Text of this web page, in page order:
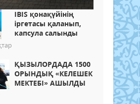
IBIS қонақүйінің
іргетасы қаланып,
капсула салынды
ҚЫЗЫЛОРДАДА 1500
ОРЫНДЫҚ «КЕЛЕШЕК
МЕКТЕБІ» АШЫЛДЫ